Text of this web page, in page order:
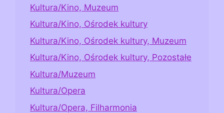
Kultura/Kino, Muzeum
Kultura/Kino, Ośrodek kultury
Kultura/Kino, Ośrodek kultury, Muzeum
Kultura/Kino, Ośrodek kultury, Pozostałe
Kultura/Muzeum
Kultura/Opera
Kultura/Opera, Filharmonia